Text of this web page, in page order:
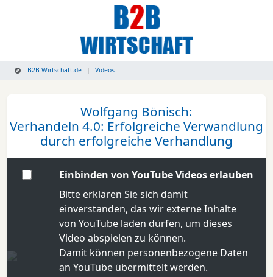
B2B-Wirtschaft.de Videos
Wolfgang Bönisch:
Verhandeln 4.0: Erfolgreiche Verwandlung
durch erfolgreiche Verhandlung
Einbinden von YouTube Videos erlauben
Bitte erklären Sie sich damit
einverstanden, das wir externe Inhalte
von YouTube laden dürfen, um dieses
Video abspielen zu können.
Damit können personenbezogene Daten
an YouTube übermittelt werden.